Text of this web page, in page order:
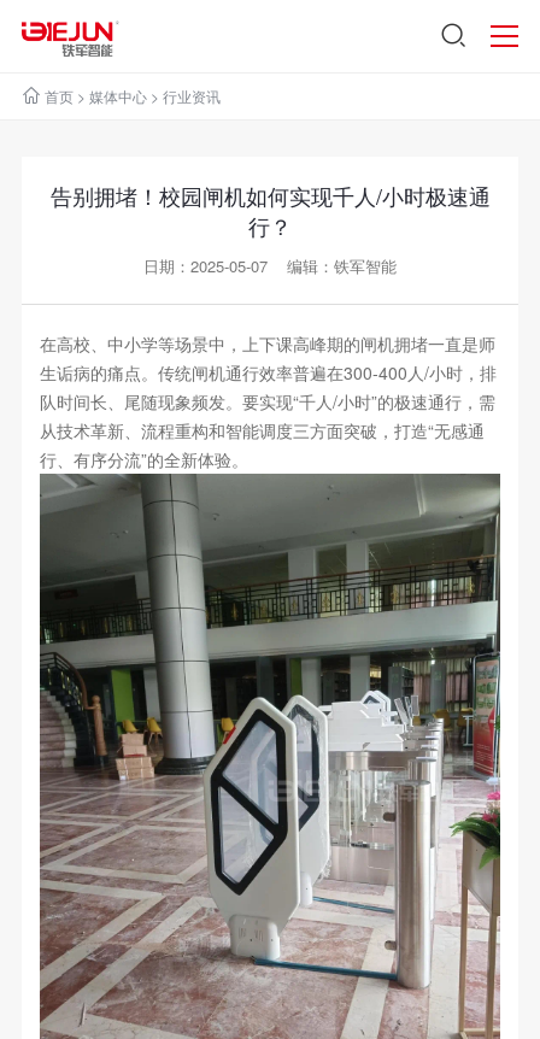
首页> 媒体中心> 行业资讯
告别拥堵！校园闸机如何实现千人/小时极速通
行？
日期：2025-05-07 编辑：铁军智能
在高校、中小学等场景中，上下课高峰期的闸机拥堵一直是师
生诟病的痛点。传统闸机通行效率普遍在300-400人/小时，排
队时间长、尾随现象频发。要实现“千人/小时”的极速通行，需
从技术革新、流程重构和智能调度三方面突破，打造“无感通
行、有序分流”的全新体验。